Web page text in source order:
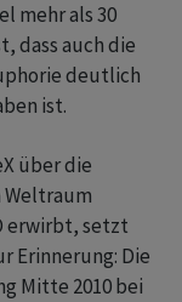
mehr als 30
dass auch die
deutlich
ist.
über die
Weltraum
erwirbt, setzt
Erinnerung: Die
Mitte 2010 bei